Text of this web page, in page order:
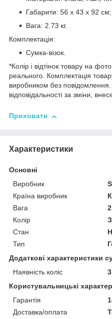
Габарити: 56 х 43 х 92 см;
Вага: 2.73 кг.
Комплектація:
Сумка-візок.
*Колір і відтінок товару на
реального. Комплектація
виробником без
відповідальності за зміни,
Приховати
Характеристики
Основні
Виробник
Країна виробник
Вага
Колір
Стан
Тип
Додаткові характеристики
Наявність коліс
Користувальницькі
Гарантія
Доставка/оплата